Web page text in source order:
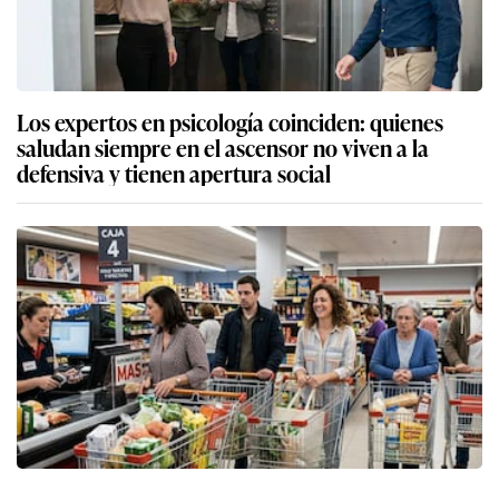
Los expertos en psicología coinciden: quienes
saludan siempre en el ascensor no viven a la
defensiva y tienen apertura social